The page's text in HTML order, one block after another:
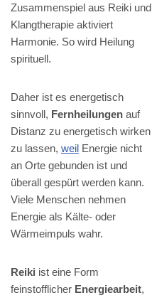
Zusammenspiel aus Reiki und
Klangtherapie aktiviert
Harmonie. So wird Heilung
spirituell.
Daher ist es energetisch
sinnvoll, Fernheilungen auf
Distanz zu energetisch wirken
zu lassen, weil Energie nicht
an Orte gebunden ist und
überall gespürt werden kann.
Viele Menschen nehmen
Energie als Kälte- oder
Wärmeimpuls wahr.
Reiki ist eine Form
feinstofflicher Energiearbeit,